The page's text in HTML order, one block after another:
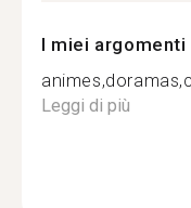
I miei
Leggi di più